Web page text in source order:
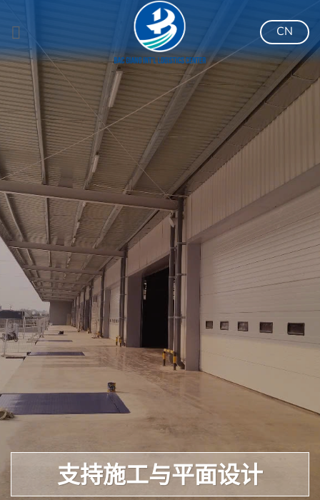
容
CN
支持施工与平面设计